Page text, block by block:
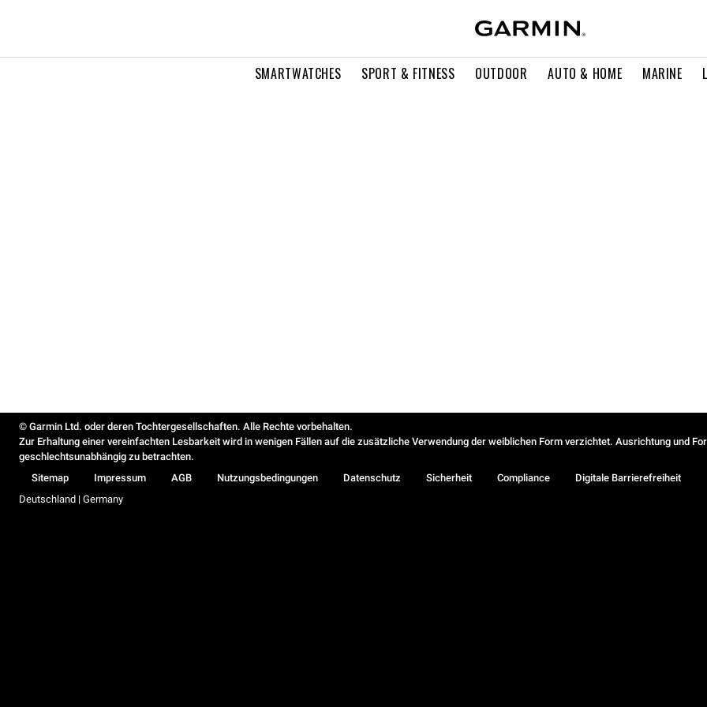
SMARTWATCHES SPORT & FITNESS OUTDOOR AUTO & HOME MARINE
© Garmin Ltd. oder deren Tochtergesellschaften. Alle Rechte vorbehalten.
Zur Erhaltung einer vereinfachten Lesbarkeit wird in wenigen Fällen auf die zusätzliche Verwendung der weiblichen Form verzichtet. Ausrichtung und
geschlechtsunabhängig zu betrachten.
Sitemap
Impressum AGB Nutzungsbedingungen Datenschutz Sicherheit Compliance
Digitale Barrierefreiheit
Deutschland | Germany